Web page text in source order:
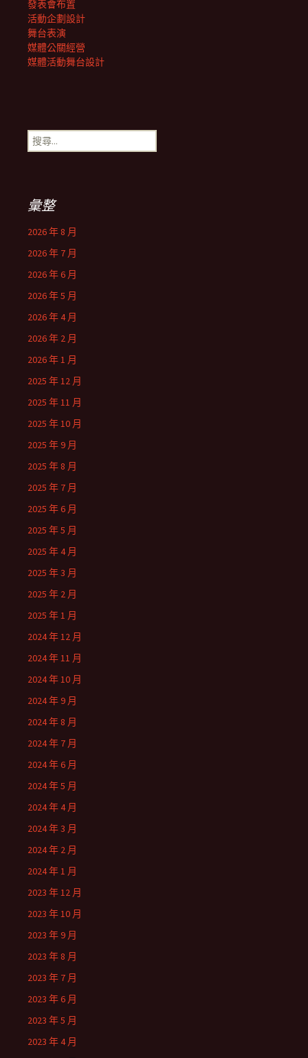
發表會布置
活動企劃設計
舞台表演
媒體公關經營
媒體活動舞台設計
搜
尋
彙整
2026 年 8 月
2026 年 7 月
2026 年 6 月
2026 年 5 月
2026 年 4 月
2026 年 2 月
2026 年 1 月
2025 年 12 月
2025 年 11 月
2025 年 10 月
2025 年 9 月
2025 年 8 月
2025 年 7 月
2025 年 6 月
2025 年 5 月
2025 年 4 月
2025 年 3 月
2025 年 2 月
2025 年 1 月
2024 年 12 月
2024 年 11 月
2024 年 10 月
2024 年 9 月
2024 年 8 月
2024 年 7 月
2024 年 6 月
2024 年 5 月
2024 年 4 月
2024 年 3 月
2024 年 2 月
2024 年 1 月
2023 年 12 月
2023 年 10 月
2023 年 9 月
2023 年 8 月
2023 年 7 月
2023 年 6 月
2023 年 5 月
2023 年 4 月